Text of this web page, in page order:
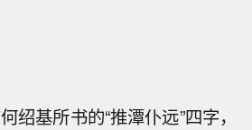
绍基所书的“推潭仆远”四字，